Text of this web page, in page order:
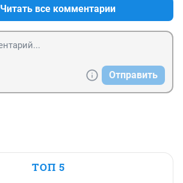
Читать все комментарии
Отправить
ТОП 5